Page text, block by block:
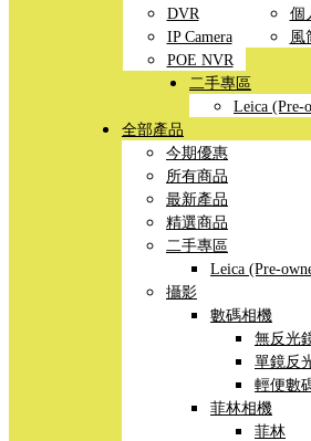
DVR
IP Camera
POE NVR
個
風
二手專區
Leica (Pre-
全部產品
今期優惠
所有商品
最新產品
精選商品
二手專區
Leica (Pre-
攝影
數碼相機
無反光
單鏡反
輕便數
菲林相機
菲林